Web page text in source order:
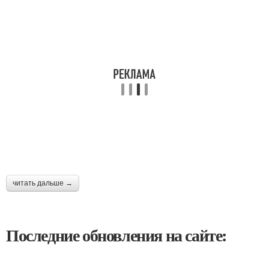
читать дальше →
Последние обновления на сайте: